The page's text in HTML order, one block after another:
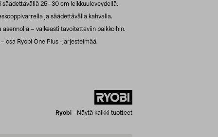
säädettävällä 25–30 cm leikkuuleveydellä.
ja säädettävällä kahvalla.
asennolla – vaikeasti tavoitettaviin paikkoihin.
osa Ryobi One Plus -järjestelmää.
Ryobi - Näytä kaikki tuotteet